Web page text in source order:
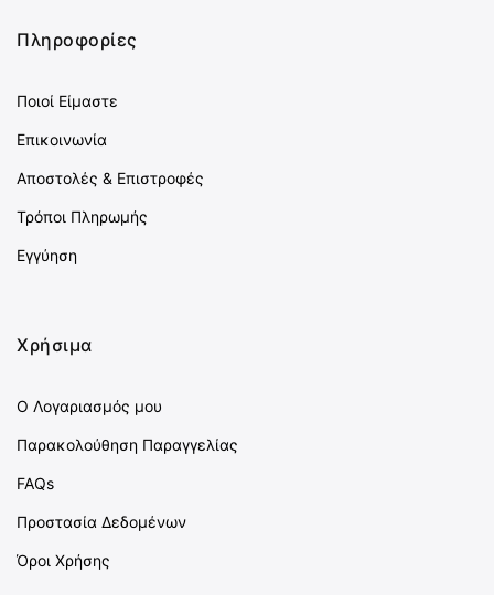
Πληροφορίες
Ποιοί Είμαστε
Επικοινωνία
Αποστολές & Επιστροφές
Τρόποι Πληρωμής
Εγγύηση
Χρήσιμα
Ο Λογαριασμός μου
Παρακολούθηση Παραγγελίας
FAQs
Προστασία Δεδομένων
Όροι Χρήσης